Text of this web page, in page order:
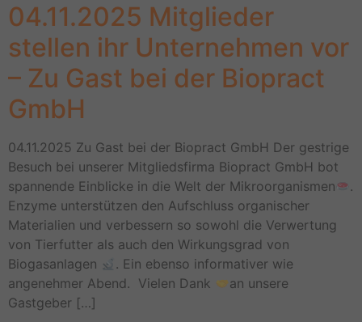
04.11.2025 Mitglieder
stellen ihr Unternehmen vor
– Zu Gast bei der Biopract
GmbH
04.11.2025 Zu Gast bei der Biopract GmbH Der gestrige
Besuch bei unserer Mitgliedsfirma Biopract GmbH bot
spannende Einblicke in die Welt der Mikroorganismen
.
Enzyme unterstützen den Aufschluss organischer
Materialien und verbessern so sowohl die Verwertung
von Tierfutter als auch den Wirkungsgrad von
Biogasanlagen
. Ein ebenso informativer wie
angenehmer Abend. Vielen Dank
an unsere
Gastgeber […]